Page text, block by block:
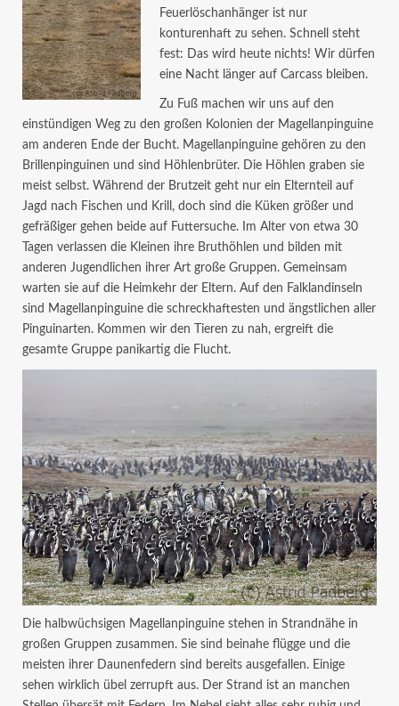
Feuerlöschanhänger ist nur
konturenhaft zu sehen. Schnell steht
fest: Das wird heute nichts! Wir dürfen
eine Nacht länger auf Carcass bleiben.
Zu Fuß machen wir uns auf den
einstündigen Weg zu den großen Kolonien der Magellanpinguine
am anderen Ende der Bucht. Magellanpinguine gehören zu den
Brillenpinguinen und sind Höhlenbrüter. Die Höhlen graben sie
meist selbst. Während der Brutzeit geht nur ein Elternteil auf
Jagd nach Fischen und Krill, doch sind die Küken größer und
gefräßiger gehen beide auf Futtersuche. Im Alter von etwa 30
Tagen verlassen die Kleinen ihre Bruthöhlen und bilden mit
anderen Jugendlichen ihrer Art große Gruppen. Gemeinsam
warten sie auf die Heimkehr der Eltern. Auf den Falklandinseln
sind Magellanpinguine die schreckhaftesten und ängstlichen aller
Pinguinarten. Kommen wir den Tieren zu nah, ergreift die
gesamte Gruppe panikartig die Flucht.
Die halbwüchsigen Magellanpinguine stehen in Strandnähe in
großen Gruppen zusammen. Sie sind beinahe flügge und die
meisten ihrer Daunenfedern sind bereits ausgefallen. Einige
sehen wirklich übel zerrupft aus. Der Strand ist an manchen